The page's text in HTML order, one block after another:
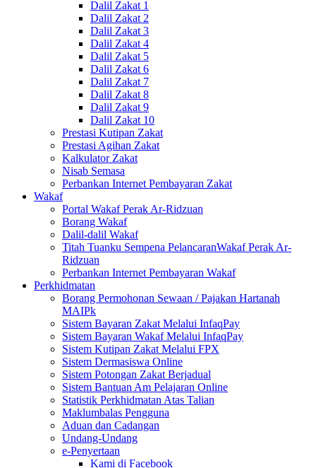
Dalil Zakat 1
Dalil Zakat 2
Dalil Zakat 3
Dalil Zakat 4
Dalil Zakat 5
Dalil Zakat 6
Dalil Zakat 7
Dalil Zakat 8
Dalil Zakat 9
Dalil Zakat 10
Prestasi Kutipan Zakat
Prestasi Agihan Zakat
Kalkulator Zakat
Nisab Semasa
Perbankan Internet Pembayaran Zakat
Wakaf
Portal Wakaf Perak Ar-Ridzuan
Borang Wakaf
Dalil-dalil Wakaf
Titah Tuanku Sempena PelancaranWakaf Perak Ar-
Ridzuan
Perbankan Internet Pembayaran Wakaf
Perkhidmatan
Borang Permohonan Sewaan / Pajakan Hartanah
MAIPk
Sistem Bayaran Zakat Melalui InfaqPay
Sistem Bayaran Wakaf Melalui InfaqPay
Sistem Kutipan Zakat Melalui FPX
Sistem Dermasiswa Online
Sistem Potongan Zakat Berjadual
Sistem Bantuan Am Pelajaran Online
Statistik Perkhidmatan Atas Talian
Maklumbalas Pengguna
Aduan dan Cadangan
Undang-Undang
e-Penyertaan
Kami di Facebook